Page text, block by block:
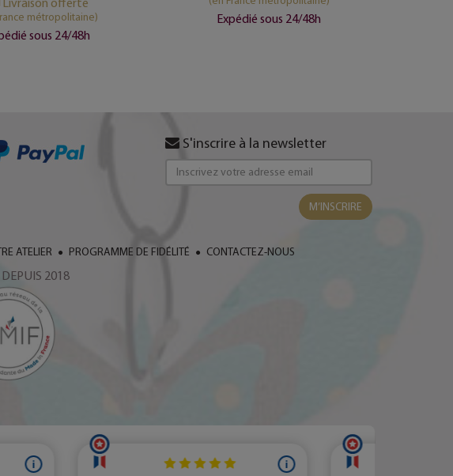
métropolitaine)
sous 24/48h
Expédié sous 24/48h
S'inscrire à la newsletter
M’INSCRIRE
ATELIER PROGRAMME DE FIDÉLITÉ CONTACTEZ-NOUS
2018